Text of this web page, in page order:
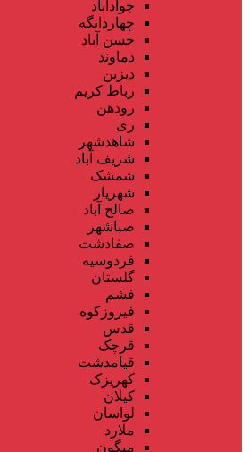
جوادآباد
چهاردانگه
حسن آباد
دماوند
دیزین
رباط کریم
رودهن
ری
شاهدشهر
شریف آباد
شمشک
شهریار
صالح آباد
صباشهر
صفادشت
فردوسیه
گلستان
فشم
فیروزکوه
قدس
قرچک
قیامدشت
کهریزک
کیلان
لواسان
ملارد
میگون